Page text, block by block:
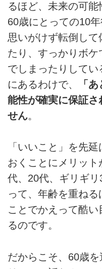
るほど、未来の可能
60歳にとっての10
思いがけず転倒し
たり、すっかりボ
でしまったりしてい
にあるわけで、
「
能性が確実に保証さ
せん。
「いいこと」を先
おくことにメリッ
代、20代、ギリギ
って、年齢を重ね
ことでかえって酷
るのです。
だからこそ、60歳